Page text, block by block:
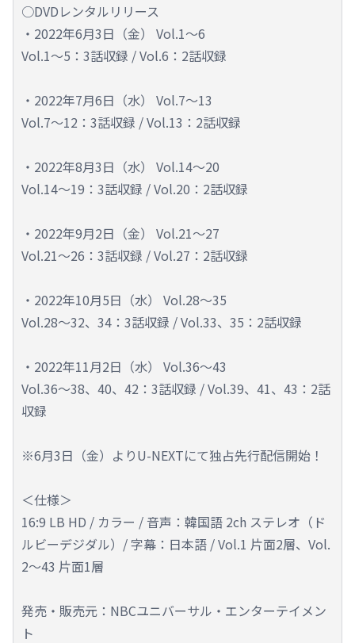
○DVDレンタルリリース
・2022年6月3日（金） Vol.1～6
Vol.1～5：3話収録 / Vol.6：2話収録
・2022年7月6日（水） Vol.7～13
Vol.7～12：3話収録 / Vol.13：2話収録
・2022年8月3日（水） Vol.14～20
Vol.14～19：3話収録 / Vol.20：2話収録
・2022年9月2日（金） Vol.21～27
Vol.21～26：3話収録 / Vol.27：2話収録
・2022年10月5日（水） Vol.28～35
Vol.28～32、34：3話収録 / Vol.33、35：2話収録
・2022年11月2日（水） Vol.36～43
Vol.36～38、40、42：3話収録 / Vol.39、41、43：2話
収録
※6月3日（金）よりU-NEXTにて独占先行配信開始！
＜仕様＞
16:9 LB HD / カラー / 音声：韓国語 2ch ステレオ（ド
ルビーデジダル）/ 字幕：日本語 / Vol.1 片面2層、Vol.
2～43 片面1層
発売・販売元：NBCユニバーサル・エンターテイメン
ト